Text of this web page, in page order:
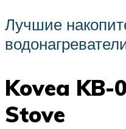
Лучшие
Kovea KB-
Stove